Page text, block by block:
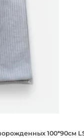
100*90см